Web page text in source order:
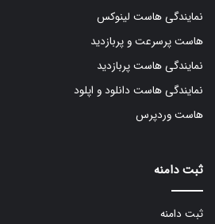
نمایندگی هاست لینوکس
هاست پرسرعت و پربازدید
نمایندگی هاست پربازدید
نمایندگی هاست دانلود و اپلود
هاست وردپرس
ثبت دامنه
ثبت دامنه